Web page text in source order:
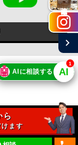
RESERVED.
ら
ます
施工実例
chevron_right
AIに相談する AI
1